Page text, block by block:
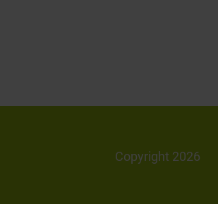
Copyright 2026